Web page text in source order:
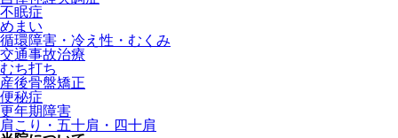
不眠症
めまい
循環障害・冷え性・むくみ
交通事故治療
むち打ち
産後骨盤矯正
便秘症
更年期障害
肩こり・五十肩・四十肩